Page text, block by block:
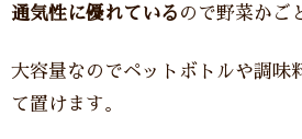
通気性に優れている ので野菜かご
大容量なのでペットボトルや調味
て置けます。